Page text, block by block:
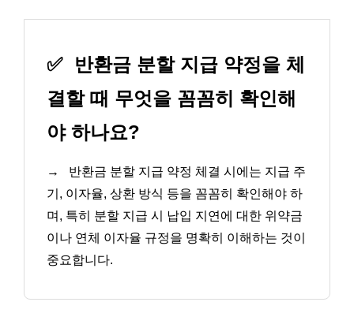
✅
반환금 분할 지급 약정을 체
결할 때 무엇을 꼼꼼히 확인해
야 하나요?
→
반환금 분할 지급 약정 체결 시에는 지급 주
기, 이자율, 상환 방식 등을 꼼꼼히 확인해야 하
며, 특히 분할 지급 시 납입 지연에 대한 위약금
이나 연체 이자율 규정을 명확히 이해하는 것이
중요합니다.